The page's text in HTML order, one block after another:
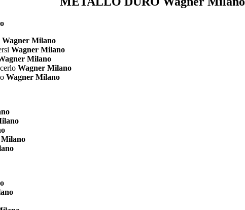
Wagner Milano
Wagner Milano
Milano
Wagner Milano
Wagner Milano
Milano